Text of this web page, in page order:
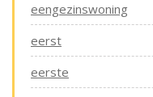
eengezinswoning
eerst
eerste